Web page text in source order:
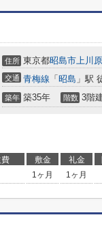
住所 東京都昭島市上川
交通 青梅線 「 昭島 」駅
築年 築35年 階数 3階
敷金 礼金
1ヶ月 1ヶ月